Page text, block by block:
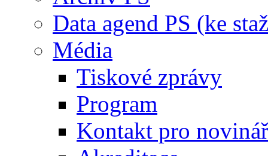
Data agend PS (ke
Média
Tiskové zprávy
Program
Kontakt pro